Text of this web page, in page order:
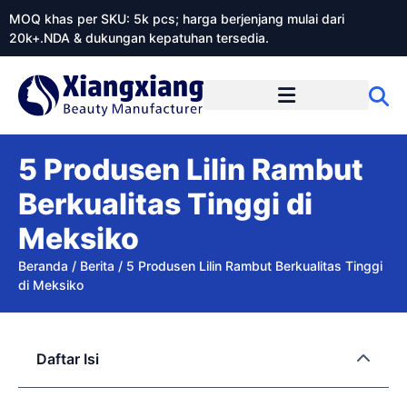
MOQ khas per SKU: 5k pcs; harga berjenjang mulai dari
20k+.NDA & dukungan kepatuhan tersedia.
5 Produsen Lilin Rambut
Berkualitas Tinggi di
Meksiko
Beranda / Berita / 5 Produsen Lilin Rambut Berkualitas Tinggi
di Meksiko
Daftar Isi